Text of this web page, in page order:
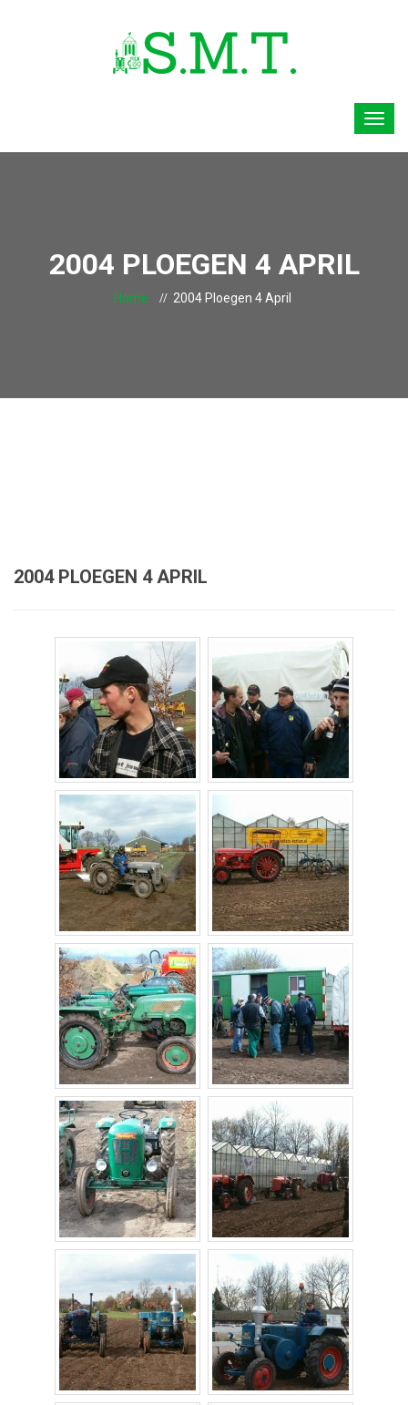
2004 PLOEGEN 4 APRIL
Home 2004 Ploegen 4 April
2004 PLOEGEN 4 APRIL